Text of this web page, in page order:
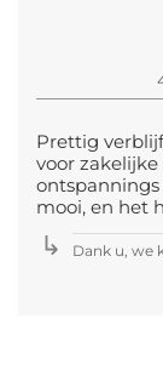
Prettig
voor
mooi, en het
Dank u, we